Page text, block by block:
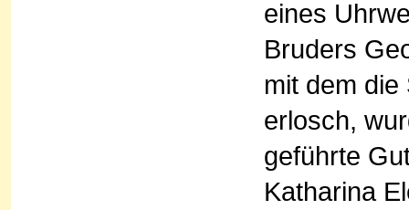
eines
Bruders
mit dem
erlosch,
geführte
Katharina